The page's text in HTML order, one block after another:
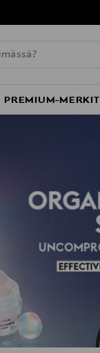
PREMIUM-MERKIT